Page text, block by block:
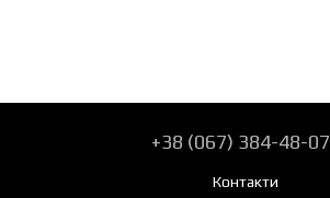
+38 (067) 384-48-07
Контакти